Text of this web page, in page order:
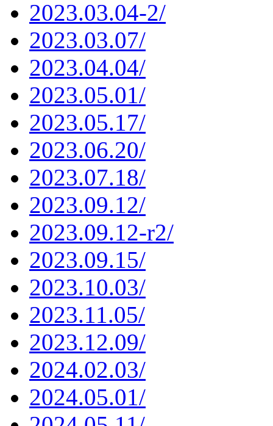
2023.03.04-2/
2023.03.07/
2023.04.04/
2023.05.01/
2023.05.17/
2023.06.20/
2023.07.18/
2023.09.12/
2023.09.12-r2/
2023.09.15/
2023.10.03/
2023.11.05/
2023.12.09/
2024.02.03/
2024.05.01/